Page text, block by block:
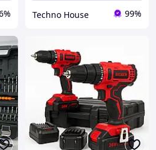
Techno House 99%